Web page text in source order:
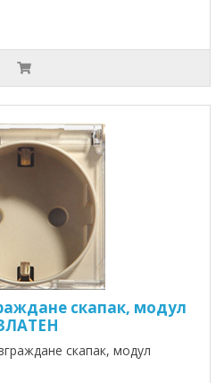
скапак, модул
скапак, модул